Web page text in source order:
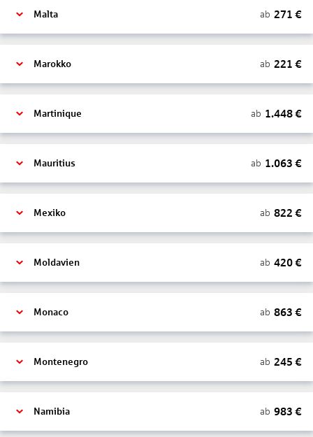
Malta ab 271 €
Marokko ab 221 €
Martinique ab 1.448€
Mauritius ab 1.063 €
Mexiko ab 822 €
Moldavien ab 420€
Monaco ab 863 €
Montenegro ab 245 €
Namibia ab 983 €